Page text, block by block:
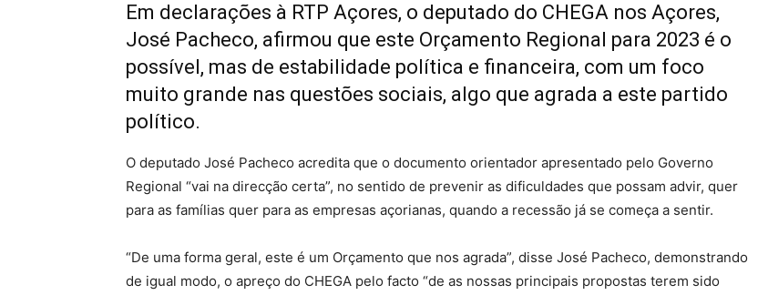
Em declarações à RTP Açores, o deputado do CHEGA nos Açores,
José Pacheco, afirmou que este Orçamento Regional para 2023 é o
possível, mas de estabilidade política e financeira, com um foco
muito grande nas questões sociais, algo que agrada a este partido
político.
O deputado José Pacheco acredita que o documento orientador apresentado pelo Governo
Regional “vai na direcção certa”, no sentido de prevenir as dificuldades que possam advir, quer
para as famílias quer para as empresas açorianas, quando a recessão já se começa a sentir.
“De uma forma geral, este é um Orçamento que nos agrada”, disse José Pacheco, demonstrando
de igual modo, o apreço do CHEGA pelo facto “de as nossas principais propostas terem sido